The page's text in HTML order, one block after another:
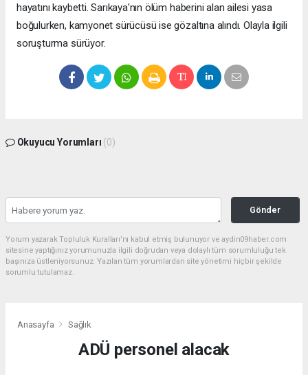
hayatını kaybetti. Sarıkaya'nın ölüm haberini alan ailesi yasa
boğulurken, kamyonet sürücüsü ise gözaltına alındı. Olayla ilgili
soruşturma sürüyor.
Okuyucu Yorumları (0)
Gönder
Yorum yazarak Topluluk Kuralları’nı kabul etmiş bulunuyor ve aydin09haber.com
sitesine yaptığınız yorumunuzla ilgili doğrudan veya dolaylı tüm sorumluluğu tek
başınıza üstleniyorsunuz. Yazılan tüm yorumlardan site yönetimi hiçbir şekilde
sorumlu tutulamaz.
Anasayfa Sağlık
ADÜ personel alacak